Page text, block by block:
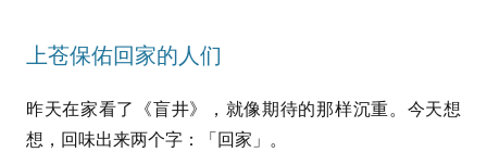
上苍保佑回家的人们
昨天在家看了《盲井》，就像期待的那样沉重。今天想
想，回味出来两个字：「回家」。